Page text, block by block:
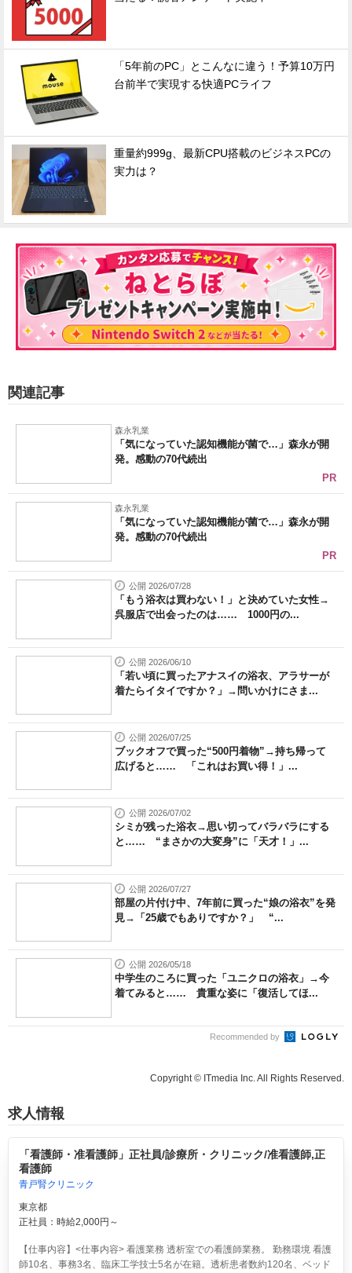
「5年前のPC」とこんなに違う！予算10万円
台前半で実現する快適PCライフ
重量約999g、最新CPU搭載のビジネスPCの
実力は？
関連記事
森永乳業
「気になっていた認知機能が菌で…」森永が開
発。感動の70代続出
PR
森永乳業
「気になっていた認知機能が菌で…」森永が開
発。感動の70代続出
PR
公開 2026/07/28
「もう浴衣は買わない！」と決めていた女性→
呉服店で出会ったのは…… 1000円の...
公開 2026/06/10
「若い頃に買ったアナスイの浴衣、アラサーが
着たらイタイですか？」→問いかけにさま...
公開 2026/07/25
ブックオフで買った“500円着物”→持ち帰って
広げると…… 「これはお買い得！」...
公開 2026/07/02
シミが残った浴衣→思い切ってバラバラにする
と…… “まさかの大変身”に「天才！」...
公開 2026/07/27
部屋の片付け中、7年前に買った“娘の浴衣”を発
見→「25歳でもありですか？」 “...
公開 2026/05/18
中学生のころに買った「ユニクロの浴衣」→今
着てみると…… 貴重な姿に「復活してほ...
Recommended by
Copyright © ITmedia Inc. All Rights Reserved.
求人情報
「看護師・准看護師」正社員/診療所・クリニック/准看護師,正
看護師
青戸腎クリニック
東京都
正社員：時給2,000円～
【仕事内容】<仕事内容> 看護業務 透析室での看護師業務。 勤務環境 看護
師10名、事務3名、臨床工学技士5名が在籍。透析患者数約120名、ベッド